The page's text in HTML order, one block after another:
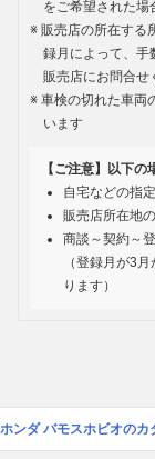
をご希望された場
販売店の所在する
録月によって、手
販売店にお問合せ
車検の切れた車両
います
【ご注意】以下
自宅などの指
販売店所在地
商談～契約～
（登録月が3
ります）
ホンダ バモスホビオのカ